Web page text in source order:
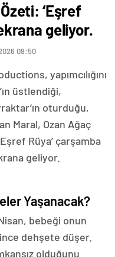
‘Eşref
geliyor.
09:50
yapımcılığını
üstlendiği,
oturduğu,
Maral, Ozan Ağaç
Rüya’ çarşamba
geliyor.
Yaşanacak?
bebeği onun
dehşete düşer.
olduğunu